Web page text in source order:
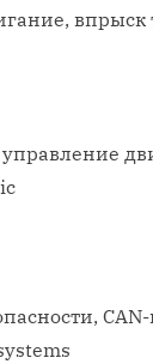
впрыск
управление